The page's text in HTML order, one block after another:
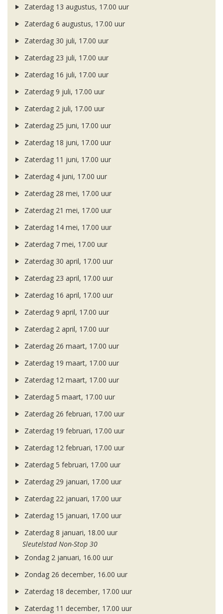
Zaterdag 13 augustus, 17.00 uur
Zaterdag 6 augustus, 17.00 uur
Zaterdag 30 juli, 17.00 uur
Zaterdag 23 juli, 17.00 uur
Zaterdag 16 juli, 17.00 uur
Zaterdag 9 juli, 17.00 uur
Zaterdag 2 juli, 17.00 uur
Zaterdag 25 juni, 17.00 uur
Zaterdag 18 juni, 17.00 uur
Zaterdag 11 juni, 17.00 uur
Zaterdag 4 juni, 17.00 uur
Zaterdag 28 mei, 17.00 uur
Zaterdag 21 mei, 17.00 uur
Zaterdag 14 mei, 17.00 uur
Zaterdag 7 mei, 17.00 uur
Zaterdag 30 april, 17.00 uur
Zaterdag 23 april, 17.00 uur
Zaterdag 16 april, 17.00 uur
Zaterdag 9 april, 17.00 uur
Zaterdag 2 april, 17.00 uur
Zaterdag 26 maart, 17.00 uur
Zaterdag 19 maart, 17.00 uur
Zaterdag 12 maart, 17.00 uur
Zaterdag 5 maart, 17.00 uur
Zaterdag 26 februari, 17.00 uur
Zaterdag 19 februari, 17.00 uur
Zaterdag 12 februari, 17.00 uur
Zaterdag 5 februari, 17.00 uur
Zaterdag 29 januari, 17.00 uur
Zaterdag 22 januari, 17.00 uur
Zaterdag 15 januari, 17.00 uur
Zaterdag 8 januari, 18.00 uur
Sleutelstad Non-Stop 30
Zondag 2 januari, 16.00 uur
Zondag 26 december, 16.00 uur
Zaterdag 18 december, 17.00 uur
Zaterdag 11 december, 17.00 uur